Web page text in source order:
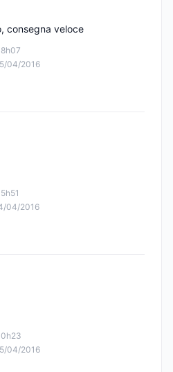
04/2016
consegna veloce
04/2016
04/2016